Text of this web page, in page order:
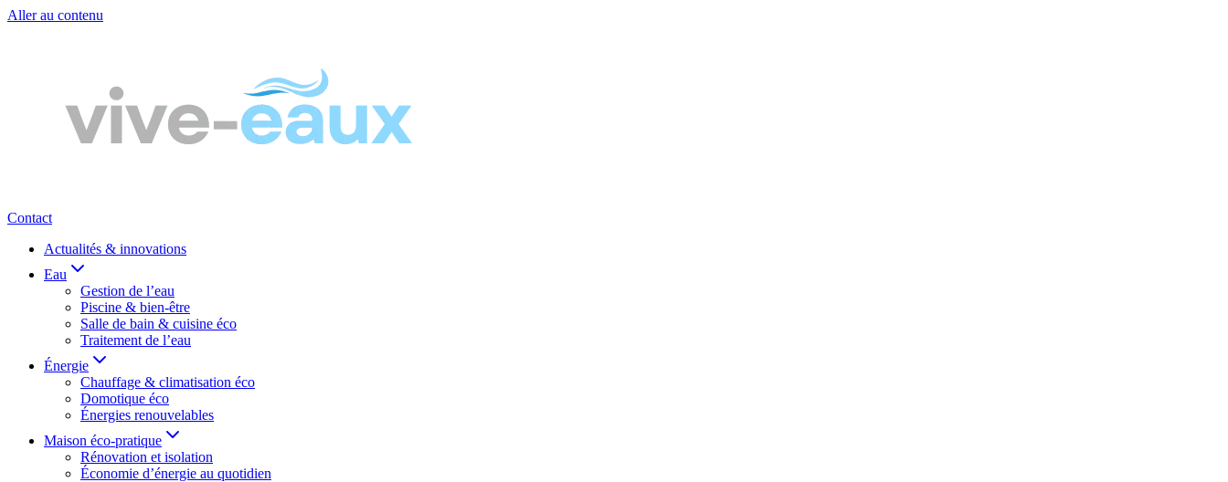
Aller au contenu
Contact
Actualités & innovations
Eau
Gestion de l’eau
Piscine & bien-être
Salle de bain & cuisine éco
Traitement de l’eau
Énergie
Chauffage & climatisation éco
Domotique éco
Énergies renouvelables
Maison éco-pratique
Rénovation et isolation
Économie d’énergie au quotidien